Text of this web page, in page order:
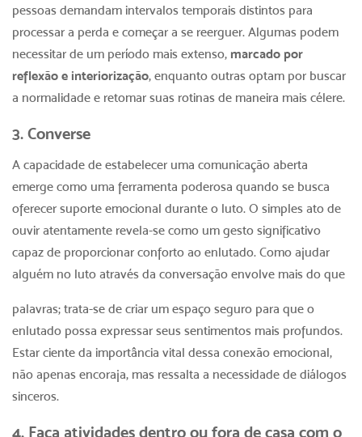
pessoas demandam intervalos temporais distintos para
processar a perda e começar a se reerguer. Algumas podem
necessitar de um período mais extenso, marcado por
reflexão e interiorização, enquanto outras optam por buscar
a normalidade e retomar suas rotinas de maneira mais célere.
3. Converse
A capacidade de estabelecer uma comunicação aberta
emerge como uma ferramenta poderosa quando se busca
oferecer suporte emocional durante o luto. O simples ato de
ouvir atentamente revela-se como um gesto significativo
capaz de proporcionar conforto ao enlutado. Como ajudar
alguém no luto através da conversação envolve mais do que
palavras; trata-se de criar um espaço seguro para que o
enlutado possa expressar seus sentimentos mais profundos.
Estar ciente da importância vital dessa conexão emocional,
não apenas encoraja, mas ressalta a necessidade de diálogos
sinceros.
4. Faça atividades dentro ou fora de casa com o